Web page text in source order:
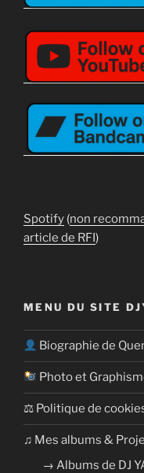
Spotify (non
article de RFI)
MENU DU SITE
Biographie de
Photo et
⚖ Politique de
​​♫ Mes albums &
→ Albums de DJ